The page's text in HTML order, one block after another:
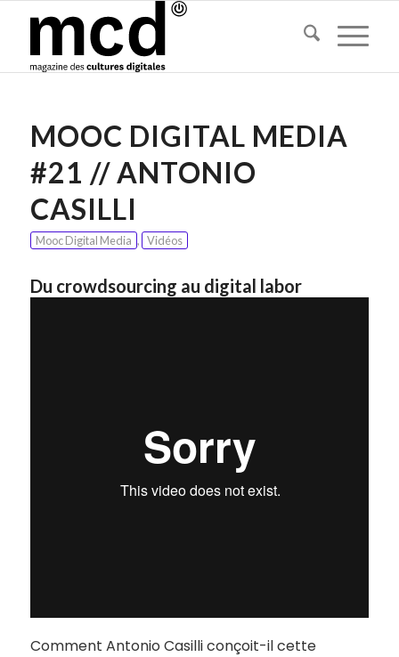
MOOC DIGITAL MEDIA
#21 // ANTONIO
CASILLI
Mooc Digital Media , Vidéos
Du crowdsourcing au digital labor
Comment Antonio Casilli conçoit-il cette